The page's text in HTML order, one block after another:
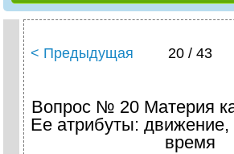
< Предыдущая 20 / 43
Вопрос № 20 Материя
Ее атрибуты: движение,
время